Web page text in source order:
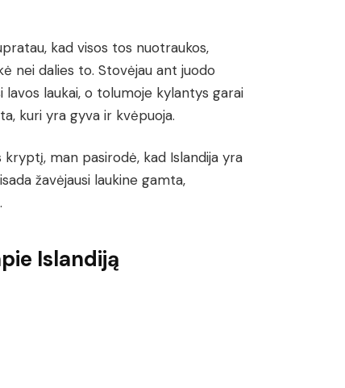
kad visos tos nuotraukos,
nei dalies to. Stovėjau ant juodo
laukai, o tolumoje kylantys garai
kuri yra gyva ir kvėpuoja.
man pasirodė, kad Islandija yra
žavėjausi laukine gamta,
Islandiją